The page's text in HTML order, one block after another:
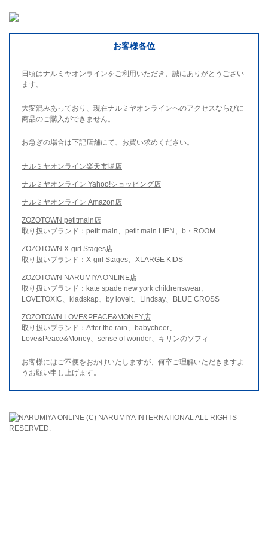
お客様各位
日頃はナルミヤオンラインをご利用いただき、誠にありがとうござい
ます。
大変混みあっており、現在ナルミヤオンラインへのアクセスならびに
商品のご購入ができません。
お急ぎの場合は下記店舗にて、お買い求めください。
ナルミヤオンライン楽天市場店
ナルミヤオンライン Yahoo!ショッピング店
ナルミヤオンライン Amazon店
ZOZOTOWN petitmain店
取り扱いブランド：petit main、petit main LIEN、b・ROOM
ZOZOTOWN X-girl Stages店
取り扱いブランド：X-girl Stages、XLARGE KIDS
ZOZOTOWN NARUMIYA ONLINE店
取り扱いブランド：kate spade new york childrenswear、
LOVETOXIC、kladskap、by loveit、Lindsay、BLUE CROSS
ZOZOTOWN LOVE&PEACE&MONEY店
取り扱いブランド：After the rain、babycheer、
Love&Peace&Money、sense of wonder、キリンのソフィ
お客様にはご不便をおかけいたしますが、何卒ご理解いただきますよ
うお願い申し上げます。